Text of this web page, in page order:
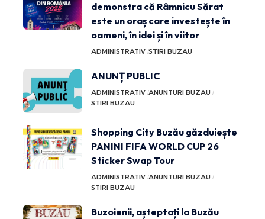
demonstra că Râmnicu Sărat
este un oraș care investește în
oameni, în idei și în viitor
ADMINISTRATIV STIRI BUZAU
ANUNȚ PUBLIC
ADMINISTRATIV ANUNTURI BUZAU
STIRI BUZAU
Shopping City Buzău găzduiește
PANINI FIFA WORLD CUP 26
Sticker Swap Tour
ADMINISTRATIV ANUNTURI BUZAU
STIRI BUZAU
Buzoienii, așteptați la Buzău